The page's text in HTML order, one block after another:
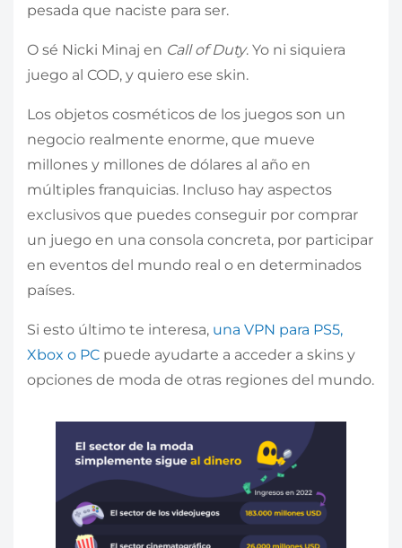
pesada que naciste para ser.
O sé Nicki Minaj en Call of Duty. Yo ni siquiera
juego al COD, y quiero ese skin.
Los objetos cosméticos de los juegos son un
negocio realmente enorme, que mueve
millones y millones de dólares al año en
múltiples franquicias. Incluso hay aspectos
exclusivos que puedes conseguir por comprar
un juego en una consola concreta, por participar
en eventos del mundo real o en determinados
países.
Si esto último te interesa, una VPN para PS5,
Xbox o PC puede ayudarte a acceder a skins y
opciones de moda de otras regiones del mundo.